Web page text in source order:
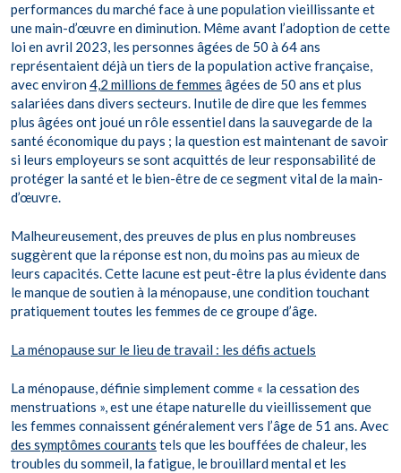
performances du marché face à une population vieillissante et
une main-d’œuvre en diminution. Même avant l’adoption de cette
loi en avril 2023, les personnes âgées de 50 à 64 ans
représentaient déjà un tiers de la population active française,
avec environ4,2 millions de femmes âgées de 50 ans et plus
salariées dans divers secteurs. Inutile de dire que les femmes
plus âgées ont joué un rôle essentiel dans la sauvegarde de la
santé économique du pays ; la question est maintenant de savoir
si leurs employeurs se sont acquittés de leur responsabilité de
protéger la santé et le bien-être de ce segment vital de la main-
d’œuvre.
Malheureusement, des preuves de plus en plus nombreuses
suggèrent que la réponse est non, du moins pas au mieux de
leurs capacités. Cette lacune est peut-être la plus évidente dans
le manque de soutien à la ménopause, une condition touchant
pratiquement toutes les femmes de ce groupe d’âge.
La ménopause sur le lieu de travail : les défis actuels
La ménopause, définie simplement comme « la cessation des
menstruations », est une étape naturelle du vieillissement que
les femmes connaissent généralement vers l’âge de 51 ans. Avec
des symptômes courants tels que les bouffées de chaleur, les
troubles du sommeil, la fatigue, le brouillard mental et les